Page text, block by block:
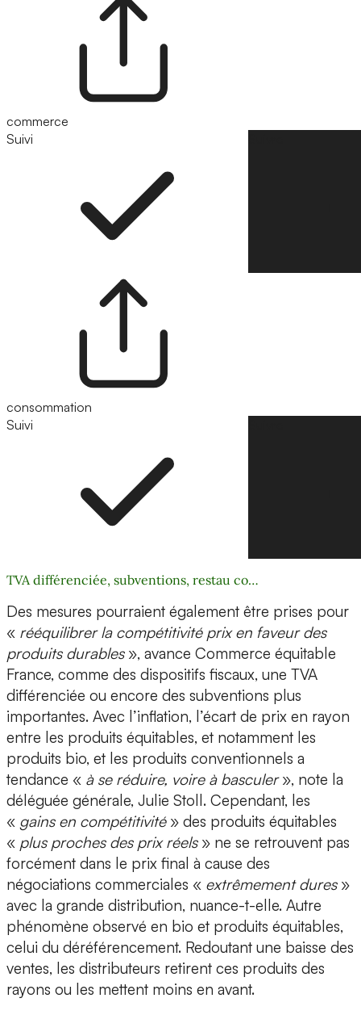
commerce
Suivi
consommation
Suivi
TVA différenciée, subventions, restau co…
Des mesures pourraient également être prises pour
« rééquilibrer la compétitivité prix en faveur des
produits durables», avance Commerce équitable
France, comme des dispositifs fiscaux, une TVA
différenciée ou encore des subventions plus
importantes. Avec l’inflation, l’écart de prix en rayon
entre les produits équitables, et notamment les
produits bio, et les produits conventionnels a
tendance « à se réduire, voire à basculer», note la
déléguée générale, Julie Stoll. Cependant, les
« gains en compétitivité» des produits équitables
« plus proches des prix réels» ne se retrouvent pas
forcément dans le prix final à cause des
négociations commerciales « extrêmement dures »
avec la grande distribution, nuance-t-elle. Autre
phénomène observé en bio et produits équitables,
celui du déréférencement. Redoutant une baisse des
ventes, les distributeurs retirent ces produits des
rayons ou les mettent moins en avant.